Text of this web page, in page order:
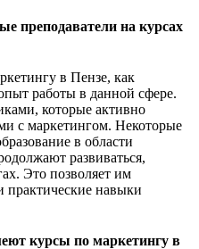
преподаватели на курсах
в Пензе, как
работы в данной сфере.
которые активно
с маркетингом. Некоторые
в области
развиваться,
Это позволяет им
практические навыки
курсы по маркетингу в